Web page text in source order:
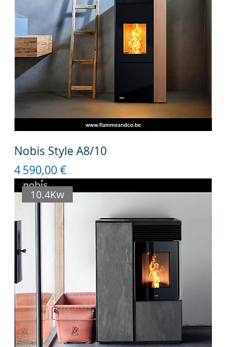
Nobis Style A8/10
Prix
4 590,00 €
10.4Kw